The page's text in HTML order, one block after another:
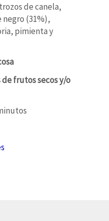
de canela,
(31%),
pimienta y
frutos secos y/o